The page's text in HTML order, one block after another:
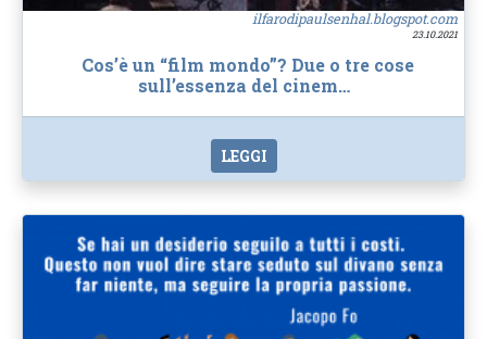
ilfarodipaulsenhal.blogspot.com
23.10.2021
Cos’è un “film mondo”? Due o tre cose
sull’essenza del cinem…
LEGGI